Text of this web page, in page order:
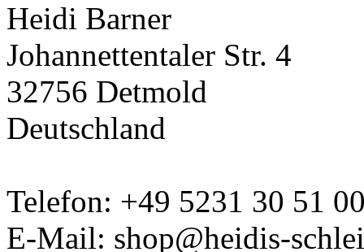
Heidi Barner
Johannettentaler Str. 4
32756 Detmold
Deutschland
Telefon: +49 5231 30 51
E-Mail: shop@heidis-